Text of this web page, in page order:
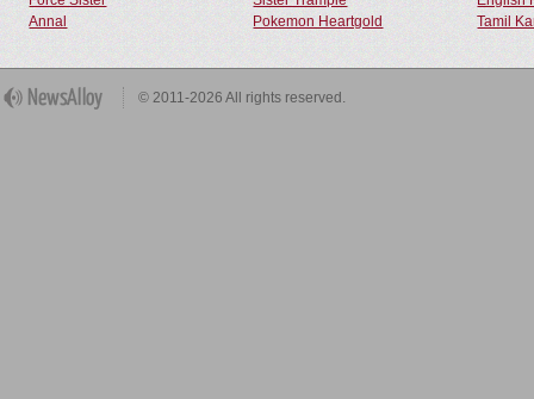
Annal
Pokemon Heartgold Tamil
© 2011-2026 All rights reserved.